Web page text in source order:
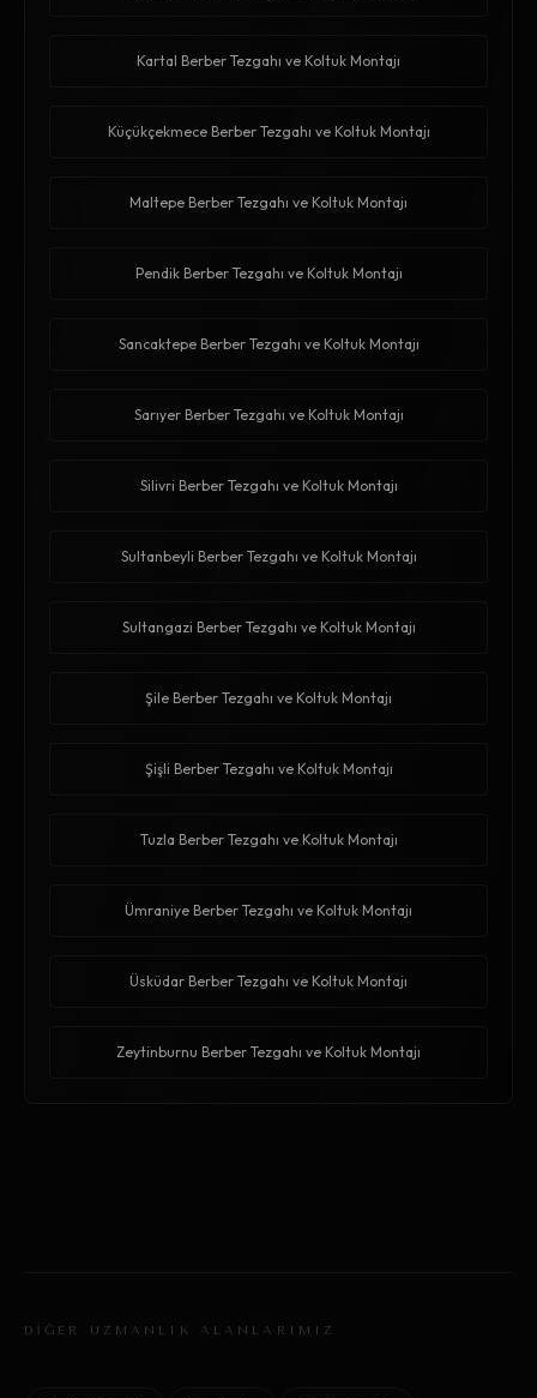
Kartal Berber Tezgahı ve Koltuk Montajı
Küçükçekmece Berber Tezgahı ve Koltuk Montajı
Maltepe Berber Tezgahı ve Koltuk Montajı
Pendik Berber Tezgahı ve Koltuk Montajı
Sancaktepe Berber Tezgahı ve Koltuk Montajı
Sarıyer Berber Tezgahı ve Koltuk Montajı
Silivri Berber Tezgahı ve Koltuk Montajı
Sultanbeyli Berber Tezgahı ve Koltuk Montajı
Sultangazi Berber Tezgahı ve Koltuk Montajı
Şile Berber Tezgahı ve Koltuk Montajı
Şişli Berber Tezgahı ve Koltuk Montajı
Tuzla Berber Tezgahı ve Koltuk Montajı
Ümraniye Berber Tezgahı ve Koltuk Montajı
Üsküdar Berber Tezgahı ve Koltuk Montajı
Zeytinburnu Berber Tezgahı ve Koltuk Montajı
DİĞER UZMANLIK ALANLARIMIZ